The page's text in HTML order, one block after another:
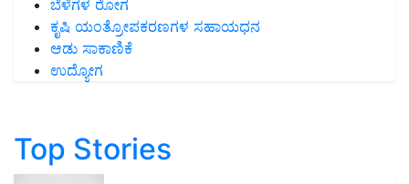
ಬೆಳೆಗಳ ರೋಗ
ಕೃಷಿ ಯಂತ್ರೋಪಕರಣಗಳ ಸಹಾಯಧನ
ಆಡು ಸಾಕಾಣಿಕೆ
ಉದ್ಯೋಗ
Top Stories